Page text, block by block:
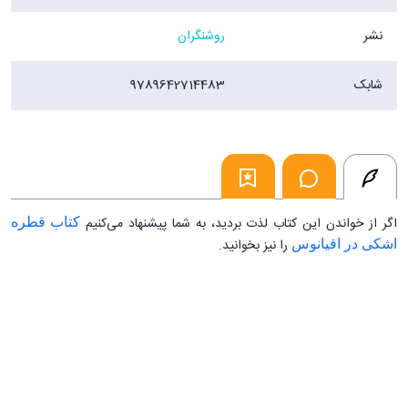
نشر روشنگران
شابک 9789642714483
اگر از خواندن این کتاب لذت بردید، به شما پیشنهاد می‌کنیم کتاب قطره
اشکی در اقیانوس را نیز بخوانید.